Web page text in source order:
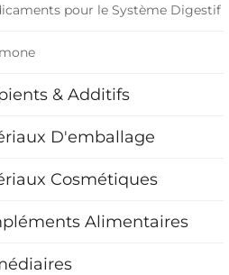
pour le Système Digestif
& Additifs
D'emballage
Cosmétiques
Alimentaires